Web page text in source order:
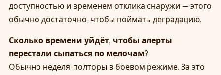
доступностью и временем отклика снаружи — этого
обычно достаточно, чтобы поймать деградацию.
Сколько времени уйдёт, чтобы алерты
перестали сыпаться по мелочам?
Обычно неделя-полторы в боевом режиме. За это